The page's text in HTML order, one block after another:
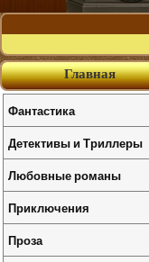
Главная
Фантастика
Детективы и Триллеры
Любовные романы
Приключения
Проза